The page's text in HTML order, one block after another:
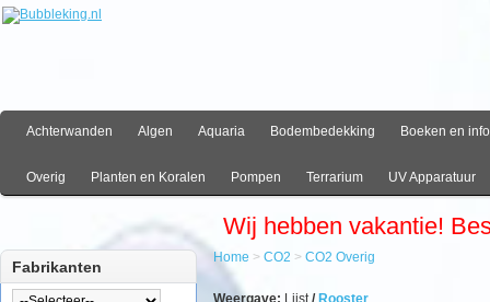
Achterwanden Algen Aquaria Bodembedekking Boeken en info
Overig Planten en Koralen Pompen Terrarium UV Apparatuur
Wij hebben vakantie!
Fabrikanten
Home > CO2 > CO2 Overig
Weergave: Lijst/ Rooster